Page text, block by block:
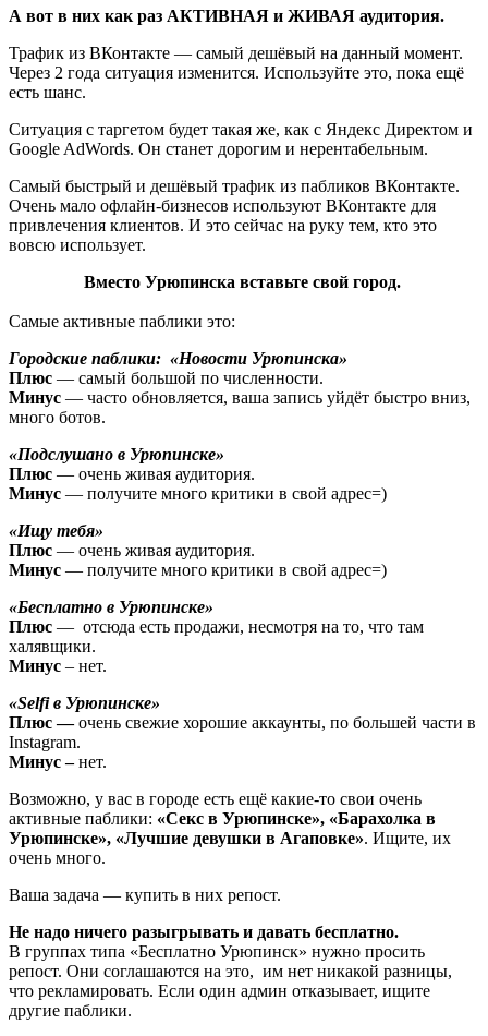
А вот в них как раз АКТИВНАЯ и ЖИВАЯ аудитория.
Трафик из ВКонтакте — самый дешёвый на данный момент.
Через 2 года ситуация изменится. Используйте это, пока ещё
есть шанс.
Ситуация с таргетом будет такая же, как с Яндекс Директом и
Google AdWords. Он станет дорогим и нерентабельным.
Самый быстрый и дешёвый трафик из пабликов ВКонтакте.
Очень мало офлайн-бизнесов используют ВКонтакте для
привлечения клиентов. И это сейчас на руку тем, кто это
вовсю использует.
Вместо Урюпинска вставьте свой город.
Самые активные паблики это:
Городские паблики: «Новости Урюпинска»
Плюс — самый большой по численности.
Минус — часто обновляется, ваша запись уйдёт быстро вниз,
много ботов.
«Подслушано в Урюпинске»
Плюс — очень живая аудитория.
Минус — получите много критики в свой адрес=)
«Ищу тебя»
Плюс — очень живая аудитория.
Минус — получите много критики в свой адрес=)
«Бесплатно в Урюпинске»
Плюс — отсюда есть продажи, несмотря на то, что там
халявщики.
Минус – нет.
«Selfi в Урюпинске»
Плюс —очень свежие хорошие аккаунты, по большей части в
Instagram.
Минус –нет.
Возможно, у вас в городе есть ещё какие-то свои очень
активные паблики: «Секс в Урюпинске», «Барахолка в
Урюпинске», «Лучшие девушки в Агаповке». Ищите, их
очень много.
Ваша задача — купить в них репост.
Не надо ничего разыгрывать и давать бесплатно.
В группах типа «Бесплатно Урюпинск» нужно просить
репост. Они соглашаются на это, им нет никакой разницы,
что рекламировать. Если один админ отказывает, ищите
другие паблики.